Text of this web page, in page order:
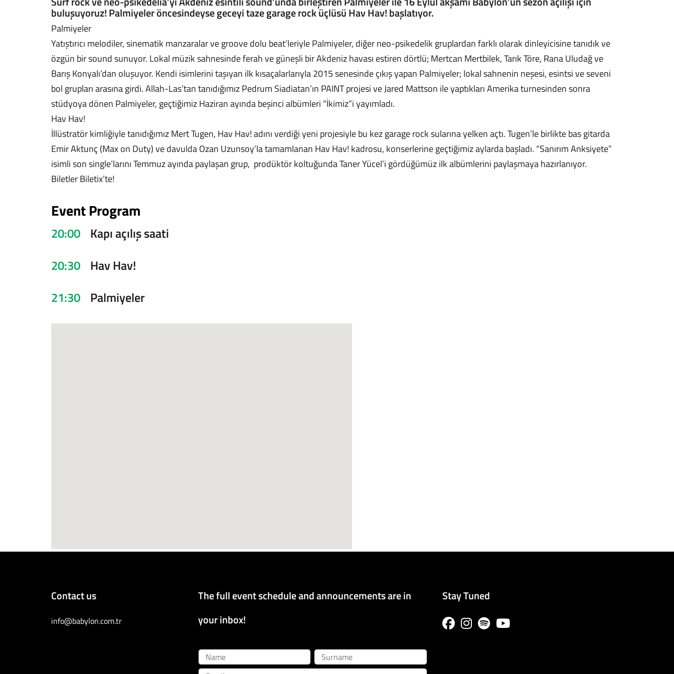
buluşuyoruz! Palmiyeler öncesindeyse geceyi taze garage rock üçlüsü Hav Hav! başlatıyor.
Palmiyeler
Yatıştırıcı melodiler, sinematik manzaralar ve groove dolu beat’leriyle Palmiyeler, diğer neo-psikedelik gruplardan farklı olarak dinleyicisine tanıdık ve
özgün bir sound sunuyor. Lokal müzik sahnesinde ferah ve güneşli bir Akdeniz havası estiren dörtlü; Mertcan Mertbilek, Tarık Töre, Rana Uludağ ve
Barış Konyalı’dan oluşuyor. Kendi isimlerini taşıyan ilk kısaçalarlarıyla 2015 senesinde çıkış yapan Palmiyeler; lokal sahnenin neşesi, esintsi ve seveni
bol grupları arasına girdi. Allah-Las’tan tanıdığımız Pedrum Siadiatan’ın PAINT projesi ve Jared Mattson ile yaptıkları Amerika turnesinden sonra
stüdyoya dönen Palmiyeler, geçtiğimiz Haziran ayında beşinci albümleri “İkimiz”i yayımladı.
Hav Hav!
İllüstratör kimliğiyle tanıdığımız Mert Tugen, Hav Hav! adını verdiği yeni projesiyle bu kez garage rock sularına yelken açtı. Tugen’le birlikte bas gitarda
Emir Aktunç (Max on Duty) ve davulda Ozan Uzunsoy’la tamamlanan Hav Hav! kadrosu, konserlerine geçtiğimiz aylarda başladı. “Sanırım Anksiyete”
isimli son single’larını Temmuz ayında paylaşan grup, prodüktör koltuğunda Taner Yücel’i gördüğümüz ilk albümlerini paylaşmaya hazırlanıyor.
Biletler Biletix’te!
Event Program
20:00 Kapı açılış saati
20:30 Hav Hav!
21:30 Palmiyeler
Contact us
info@babylon.com.tr
Stay Tuned
The full event schedule and announcements are in
your inbox!
Name
Surname